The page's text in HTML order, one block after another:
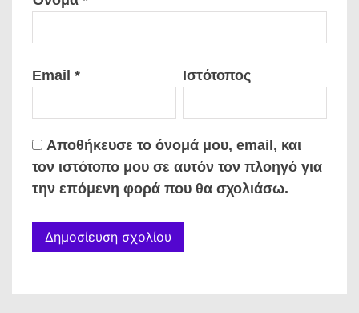
Email * Ιστότοπος
Αποθήκευσε το όνομά μου, email, και
τον ιστότοπο μου σε αυτόν τον πλοηγό για
την επόμενη φορά που θα σχολιάσω.